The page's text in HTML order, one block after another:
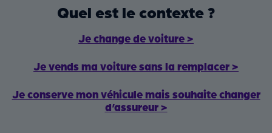
Quel est le contexte ?
Je change de voiture >
Je vends ma voiture sans la remplacer >
Je conserve mon véhicule mais souhaite changer
d’assureur >